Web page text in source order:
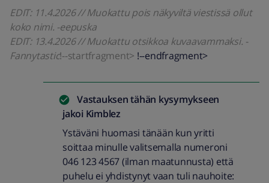
EDIT: 11.4.2026 // Muokattu pois näkyviltä viestissä ollut
koko nimi. -eepuska
EDIT: 13.4.2026 // Muokattu otsikkoa kuvaavammaksi. -
Fannytastic!--startfragment> !--endfragment>
Vastauksen tähän kysymykseen
jakoi Kimblez
Ystäväni huomasi tänään kun yritti
soittaa minulle valitsemalla numeroni
046 123 4567 (ilman maatunnusta) että
puhelu ei yhdistynyt vaan tuli nauhoite: